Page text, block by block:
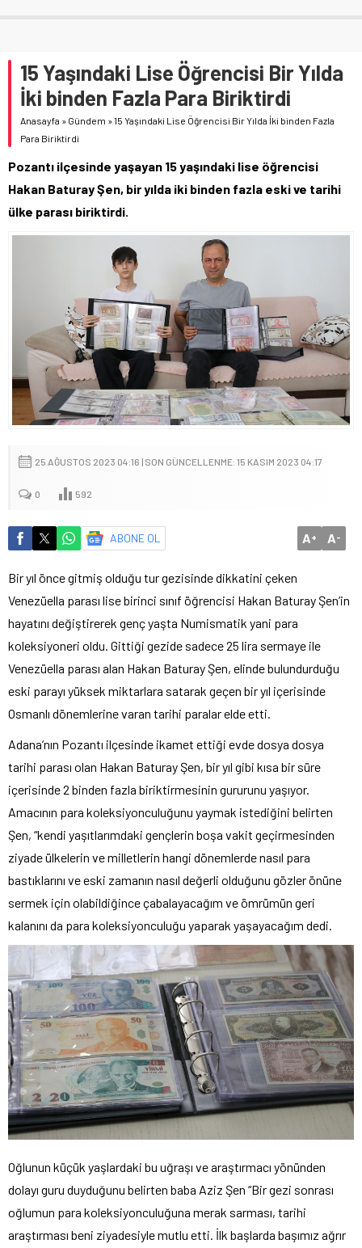
15 Yaşındaki Lise Öğrencisi Bir Yılda
İki binden Fazla Para Biriktirdi
Anasayfa » Gündem »15 Yaşındaki Lise Öğrencisi Bir Yılda İki binden Fazla
Para Biriktirdi
Pozantı ilçesinde yaşayan 15 yaşındaki lise öğrencisi
Hakan Baturay Şen, bir yılda iki binden fazla eski ve tarihi
ülke parası biriktirdi.
25 AĞUSTOS 2023 04:16 | SON GÜNCELLENME: 15 KASIM 2023 04:17
0 592
ABONE OL A+ A-
Bir yıl önce gitmiş olduğu tur gezisinde dikkatini çeken
Venezüella parası lise birinci sınıf öğrencisi Hakan Baturay Şen’in
hayatını değiştirerek genç yaşta Numismatik yani para
koleksiyoneri oldu. Gittiği gezide sadece 25 lira sermaye ile
Venezüella parası alan Hakan Baturay Şen, elinde bulundurduğu
eski parayı yüksek miktarlara satarak geçen bir yıl içerisinde
Osmanlı dönemlerine varan tarihi paralar elde etti.
Adana’nın Pozantı ilçesinde ikamet ettiği evde dosya dosya
tarihi parası olan Hakan Baturay Şen, bir yıl gibi kısa bir süre
içerisinde 2 binden fazla biriktirmesinin gururunu yaşıyor.
Amacının para koleksiyonculuğunu yaymak istediğini belirten
Şen, “kendi yaşıtlarımdaki gençlerin boşa vakit geçirmesinden
ziyade ülkelerin ve milletlerin hangi dönemlerde nasıl para
bastıklarını ve eski zamanın nasıl değerli olduğunu gözler önüne
sermek için olabildiğince çabalayacağım ve ömrümün geri
kalanını da para koleksiyonculuğu yaparak yaşayacağım dedi.
Oğlunun küçük yaşlardaki bu uğraşı ve araştırmacı yönünden
dolayı guru duyduğunu belirten baba Aziz Şen “Bir gezi sonrası
oğlumun para koleksiyonculuğuna merak sarması, tarihi
araştırması beni ziyadesiyle mutlu etti. İlk başlarda başımız ağrır